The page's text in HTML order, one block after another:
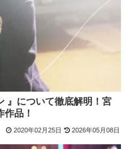
』について徹底解明！宮
品！
2020年02月25日 2026年05月08日